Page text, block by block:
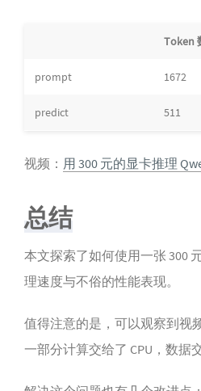
Token
prompt 1672
predict 511
视频： 用 300 元的显卡推理
总结
本文探索了如何使用一张 300
理速度与不俗的性能表现。
值得注意的是，可以观察到视
一部分计算交给了 CPU，数据